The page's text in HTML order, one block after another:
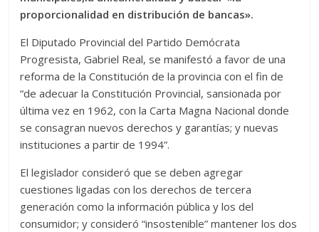
proporcionalidad en distribución de bancas».
El Diputado Provincial del Partido Demócrata
Progresista, Gabriel Real, se manifestó a favor de una
reforma de la Constitución de la provincia con el fin de
“de adecuar la Constitución Provincial, sansionada por
última vez en 1962, con la Carta Magna Nacional donde
se consagran nuevos derechos y garantías; y nuevas
instituciones a partir de 1994”.
El legislador consideró que se deben agregar
cuestiones ligadas con los derechos de tercera
generación como la información pública y los del
consumidor; y consideró “insostenible” mantener los dos